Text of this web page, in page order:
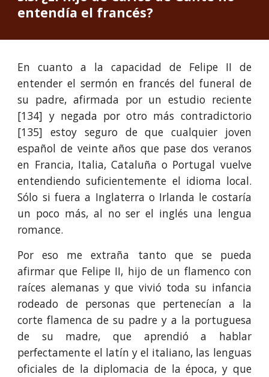
entendía el francés?
En cuanto a la capacidad de Felipe II de
entender el sermón en francés del funeral de
su padre, afirmada por un estudio reciente
[134] y negada por otro más contradictorio
[135] estoy seguro de que cualquier joven
español de veinte años que pase dos veranos
en Francia, Italia, Cataluña o Portugal vuelve
entendiendo suficientemente el idioma local.
Sólo si fuera a Inglaterra o Irlanda le costaría
un poco más, al no ser el inglés una lengua
romance.
Por eso me extraña tanto que se pueda
afirmar que Felipe II, hijo de un flamenco con
raíces alemanas y que vivió toda su infancia
rodeado de personas que pertenecían a la
corte flamenca de su padre y a la portuguesa
de su madre, que aprendió a hablar
perfectamente el latín y el italiano, las lenguas
oficiales de la diplomacia de la época, y que